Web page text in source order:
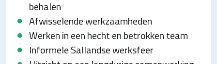
behalen
Afwisselende werkzaamheden
Werken in een hecht en betrokken team
Informele Sallandse werksfeer